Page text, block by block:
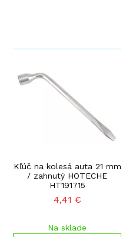
Kľúč na kolesá auta 21 mm
/ zahnutý HOTECHE
HT191715
4,41 €
Na sklade